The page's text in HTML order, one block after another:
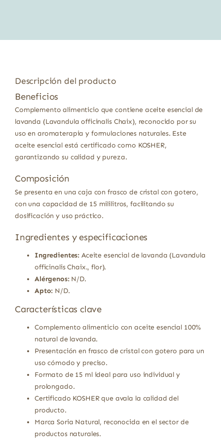
Descripción del producto
Beneficios
Complemento alimenticio que contiene aceite esencial de
lavanda (Lavandula officinalis Chaix), reconocido por su
uso en aromaterapia y formulaciones naturales. Este
aceite esencial está certificado como KOSHER,
garantizando su calidad y pureza.
Composición
Se presenta en una caja con frasco de cristal con gotero,
con una capacidad de 15 mililitros, facilitando su
dosificación y uso práctico.
Ingredientes y especificaciones
Ingredientes: Aceite esencial de lavanda (Lavandula
officinalis Chaix., flor).
Alérgenos:N/D.
Apto: N/D.
Características clave
Complemento alimenticio con aceite esencial 100%
natural de lavanda.
Presentación en frasco de cristal con gotero para un
uso cómodo y preciso.
Formato de 15 ml ideal para uso individual y
prolongado.
Certificado KOSHER que avala la calidad del
producto.
Marca Soria Natural, reconocida en el sector de
productos naturales.